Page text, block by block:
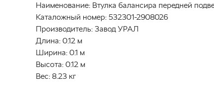
Наименование: Втулка балансира передней
Каталожный номер: 532301-2908026
Производитель: Завод УРАЛ
Длина: 0.12 м
Ширина: 0.1 м
Высота: 0.12 м
Вес: 8.23 кг